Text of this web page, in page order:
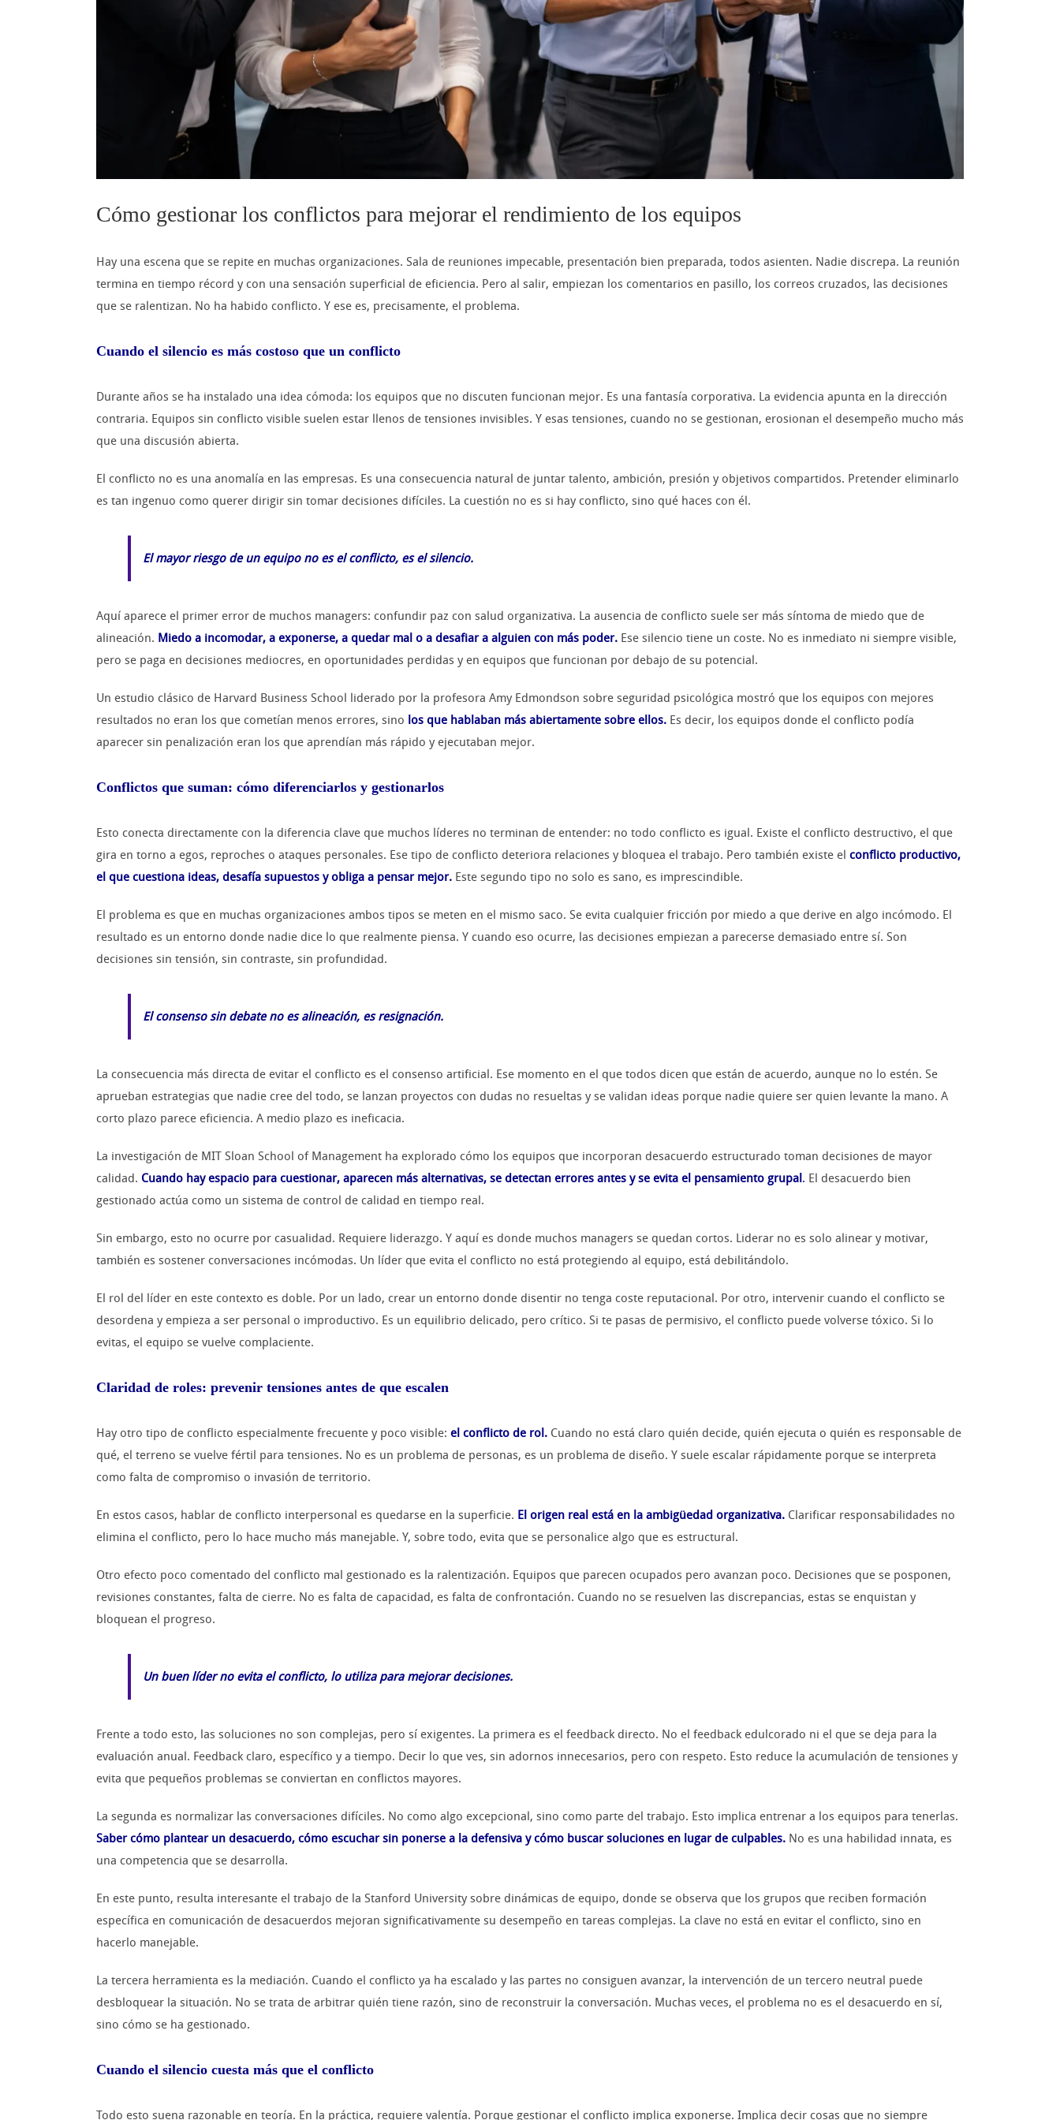
Cómo gestionar los conflictos para mejorar el rendimiento de los equipos
Hay una escena que se repite en muchas organizaciones. Sala de reuniones impecable, presentación bien preparada, todos asienten. Nadie discrepa. La reunión
termina en tiempo récord y con una sensación superficial de eficiencia. Pero al salir, empiezan los comentarios en pasillo, los correos cruzados, las decisiones
que se ralentizan. No ha habido conflicto. Y ese es, precisamente, el problema.
Cuando el silencio es más costoso que un conflicto
Durante años se ha instalado una idea cómoda: los equipos que no discuten funcionan mejor. Es una fantasía corporativa. La evidencia apunta en la dirección
contraria. Equipos sin conflicto visible suelen estar llenos de tensiones invisibles. Y esas tensiones, cuando no se gestionan, erosionan el desempeño mucho más
que una discusión abierta.
El conflicto no es una anomalía en las empresas. Es una consecuencia natural de juntar talento, ambición, presión y objetivos compartidos. Pretender eliminarlo
es tan ingenuo como querer dirigir sin tomar decisiones difíciles. La cuestión no es si hay conflicto, sino qué haces con él.
El mayor riesgo de un equipo no es el conflicto, es el silencio.
Aquí aparece el primer error de muchos managers: confundir paz con salud organizativa. La ausencia de conflicto suele ser más síntoma de miedo que de
alineación. Miedo a incomodar, a exponerse, a quedar mal o a desafiar a alguien con más poder. Ese silencio tiene un coste. No es inmediato ni siempre visible,
pero se paga en decisiones mediocres, en oportunidades perdidas y en equipos que funcionan por debajo de su potencial.
Un estudio clásico de Harvard Business School liderado por la profesora Amy Edmondson sobre seguridad psicológica mostró que los equipos con mejores
resultados no eran los que cometían menos errores, sino los que hablaban más abiertamente sobre ellos. Es decir, los equipos donde el conflicto podía
aparecer sin penalización eran los que aprendían más rápido y ejecutaban mejor.
Conflictos que suman: cómo diferenciarlos y gestionarlos
Esto conecta directamente con la diferencia clave que muchos líderes no terminan de entender: no todo conflicto es igual. Existe el conflicto destructivo, el que
gira en torno a egos, reproches o ataques personales. Ese tipo de conflicto deteriora relaciones y bloquea el trabajo. Pero también existe el conflicto productivo,
el que cuestiona ideas, desafía supuestos y obliga a pensar mejor. Este segundo tipo no solo es sano, es imprescindible.
El problema es que en muchas organizaciones ambos tipos se meten en el mismo saco. Se evita cualquier fricción por miedo a que derive en algo incómodo. El
resultado es un entorno donde nadie dice lo que realmente piensa. Y cuando eso ocurre, las decisiones empiezan a parecerse demasiado entre sí. Son
decisiones sin tensión, sin contraste, sin profundidad.
El consenso sin debate no es alineación, es resignación.
La consecuencia más directa de evitar el conflicto es el consenso artificial. Ese momento en el que todos dicen que están de acuerdo, aunque no lo estén. Se
aprueban estrategias que nadie cree del todo, se lanzan proyectos con dudas no resueltas y se validan ideas porque nadie quiere ser quien levante la mano. A
corto plazo parece eficiencia. A medio plazo es ineficacia.
La investigación de MIT Sloan School of Management ha explorado cómo los equipos que incorporan desacuerdo estructurado toman decisiones de mayor
calidad. Cuando hay espacio para cuestionar, aparecen más alternativas, se detectan errores antes y se evita el pensamiento grupal . El desacuerdo bien
gestionado actúa como un sistema de control de calidad en tiempo real.
Sin embargo, esto no ocurre por casualidad. Requiere liderazgo. Y aquí es donde muchos managers se quedan cortos. Liderar no es solo alinear y motivar,
también es sostener conversaciones incómodas. Un líder que evita el conflicto no está protegiendo al equipo, está debilitándolo.
El rol del líder en este contexto es doble. Por un lado, crear un entorno donde disentir no tenga coste reputacional. Por otro, intervenir cuando el conflicto se
desordena y empieza a ser personal o improductivo. Es un equilibrio delicado, pero crítico. Si te pasas de permisivo, el conflicto puede volverse tóxico. Si lo
evitas, el equipo se vuelve complaciente.
Claridad de roles: prevenir tensiones antes de que escalen
Hay otro tipo de conflicto especialmente frecuente y poco visible: el conflicto de rol. Cuando no está claro quién decide, quién ejecuta o quién es responsable de
qué, el terreno se vuelve fértil para tensiones. No es un problema de personas, es un problema de diseño. Y suele escalar rápidamente porque se interpreta
como falta de compromiso o invasión de territorio.
En estos casos, hablar de conflicto interpersonal es quedarse en la superficie. El origen real está en la ambigüedad organizativa. Clarificar responsabilidades no
elimina el conflicto, pero lo hace mucho más manejable. Y, sobre todo, evita que se personalice algo que es estructural.
Otro efecto poco comentado del conflicto mal gestionado es la ralentización. Equipos que parecen ocupados pero avanzan poco. Decisiones que se posponen,
revisiones constantes, falta de cierre. No es falta de capacidad, es falta de confrontación. Cuando no se resuelven las discrepancias, estas se enquistan y
bloquean el progreso.
Un buen líder no evita el conflicto, lo utiliza para mejorar decisiones.
Frente a todo esto, las soluciones no son complejas, pero sí exigentes. La primera es el feedback directo. No el feedback edulcorado ni el que se deja para la
evaluación anual. Feedback claro, específico y a tiempo. Decir lo que ves, sin adornos innecesarios, pero con respeto. Esto reduce la acumulación de tensiones y
evita que pequeños problemas se conviertan en conflictos mayores.
La segunda es normalizar las conversaciones difíciles. No como algo excepcional, sino como parte del trabajo. Esto implica entrenar a los equipos para tenerlas.
Saber cómo plantear un desacuerdo, cómo escuchar sin ponerse a la defensiva y cómo buscar soluciones en lugar de culpables. No es una habilidad innata, es
una competencia que se desarrolla.
En este punto, resulta interesante el trabajo de la Stanford University sobre dinámicas de equipo, donde se observa que los grupos que reciben formación
específica en comunicación de desacuerdos mejoran significativamente su desempeño en tareas complejas. La clave no está en evitar el conflicto, sino en
hacerlo manejable.
La tercera herramienta es la mediación. Cuando el conflicto ya ha escalado y las partes no consiguen avanzar, la intervención de un tercero neutral puede
desbloquear la situación. No se trata de arbitrar quién tiene razón, sino de reconstruir la conversación. Muchas veces, el problema no es el desacuerdo en sí,
sino cómo se ha gestionado.
Cuando el silencio cuesta más que el conflicto
Todo esto suena razonable en teoría. En la práctica, requiere valentía. Porque gestionar el conflicto implica exponerse. Implica decir cosas que no siempre